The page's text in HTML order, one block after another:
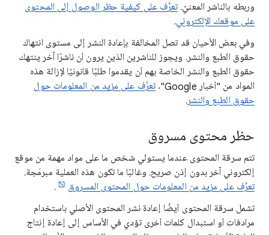
وربطه بالناشر المعنيّ. تعرَّف على كيفية حظر الوصول إلى المحتوى
على موقعك الإلكتروني.
وفي بعض الأحيان قد تصل المخالفة بإعادة النشر إلى مستوى انتهاك
حقوق الطبع والنشر. ويجوز للناشرين الذين يرون أن ناشرًا آخر ينتهك
حقوق الطبع والنشر الخاصة بهم أن يقدموا طلبًا قانونيًا لإزالة هذه
المواد من "أخبار Google".
تعرَّف على مزيد من المعلومات حول
حقوق الطبع والنشر.
حظر محتوى مسروق
تتم سرقة المحتوى عندما يستولي شخص ما على مواد مهمة من موقع
إلكتروني آخر بدون إذن صريح. وغالبًا ما تكون هذه العملية مبرمَجة.
تعرَّف على مزيد من المعلومات حول المحتوى المسروق
.
تشمل سرقة المحتوى أيضًا إعادة نشر المحتوى الأصلي باستخدام
مرادفات أو استبدال كلمات أخرى تؤدي في الأساس إلى إعادة إنتاج